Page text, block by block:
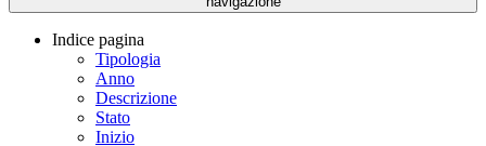
Indice pagina
Tipologia
Anno
Descrizione
Stato
Inizio